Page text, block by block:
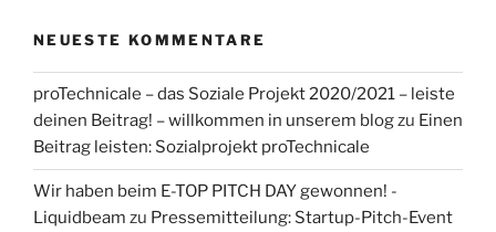
NEUESTE KOMMENTARE
proTechnicale – das Soziale Projekt 2020/2021 – leiste
deinen Beitrag! – willkommen in unserem blogzu Einen
Beitrag leisten: Sozialprojekt proTechnicale
Wir haben beim E-TOP PITCH DAY gewonnen! -
Liquidbeam zu Pressemitteilung: Startup-Pitch-Event